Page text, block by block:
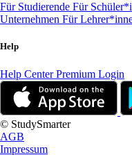
Für Studierende Für
Unternehmen Für
Help
Help CenterPremium Login
© StudySmarter
AGB
Impressum